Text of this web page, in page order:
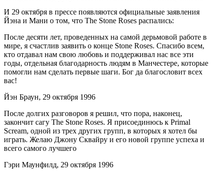
И 29 октября в прессе появляются официальные заявления
Йэна и Мани о том, что The Stone Roses распались:
После десяти лет, проведенных на самой дерьмовой работе в
мире, я счастлив заявить о конце Stone Roses. Спасибо всем,
кто отдавал нам свою любовь и поддерживал нас все эти
годы, отдельная благодарность людям в Манчестере, которые
помогли нам сделать первые шаги. Бог да благословит всех
вас!
Йэн Браун, 29 октября 1996
После долгих разговоров я решил, что пора, наконец,
закончит сагу The Stone Roses. Я присоединюсь к Primal
Scream, одной из трех других групп, в которых я хотел бы
играть. Желаю Джону Сквайру и его новой группе успеха и
всего самого лучшего
Гэри Маунфилд, 29 октября 1996